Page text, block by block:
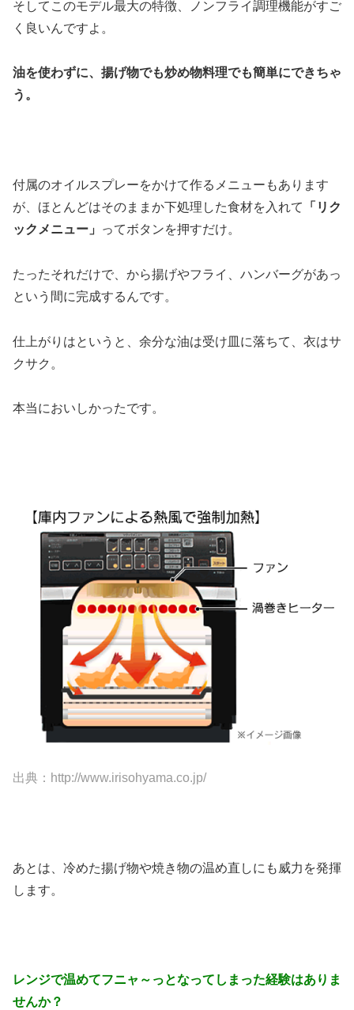
そしてこのモデル最大の特徴、ノンフライ調理機能がすご
く良いんですよ。
油を使わずに、揚げ物でも炒め物料理でも簡単にできちゃ
う。
付属のオイルスプレーをかけて作るメニューもあります
が、ほとんどはそのままか下処理した食材を入れて
「リク
ックメニュー」
ってボタンを押すだけ。
たったそれだけで、から揚げやフライ、ハンバーグがあっ
という間に完成するんです。
仕上がりはというと、余分な油は受け皿に落ちて、衣はサ
クサク。
本当においしかったです。
出典：http://www.irisohyama.co.jp/
あとは、冷めた揚げ物や焼き物の温め直しにも威力を発揮
します。
レンジで温めてフニャ～っとなってしまった経験はありま
せんか？